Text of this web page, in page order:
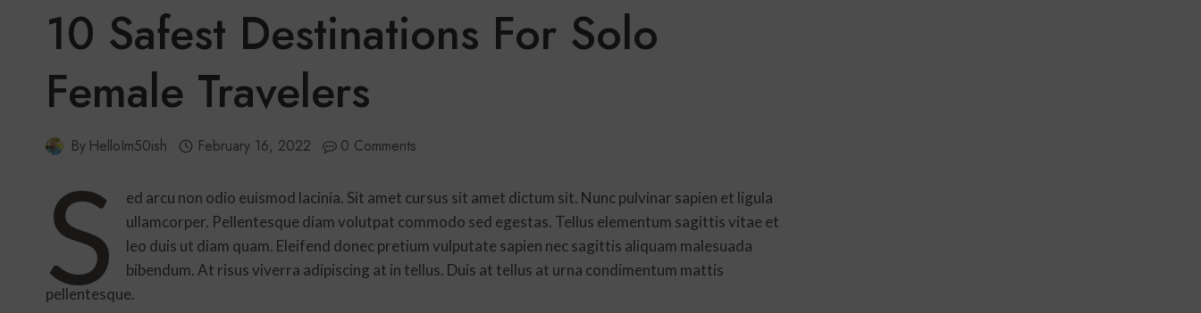
10 Safest Destinations For Solo
Female Travelers
By HelloIm50ish February 16, 2022 0 Comments
S
ed arcu non odio euismod lacinia. Sit amet cursus sit amet dictum sit. Nunc pulvinar sapien et ligula
ullamcorper. Pellentesque diam volutpat commodo sed egestas. Tellus elementum sagittis vitae et
leo duis ut diam quam. Eleifend donec pretium vulputate sapien nec sagittis aliquam malesuada
bibendum. At risus viverra adipiscing at in tellus. Duis at tellus at urna condimentum mattis
pellentesque.